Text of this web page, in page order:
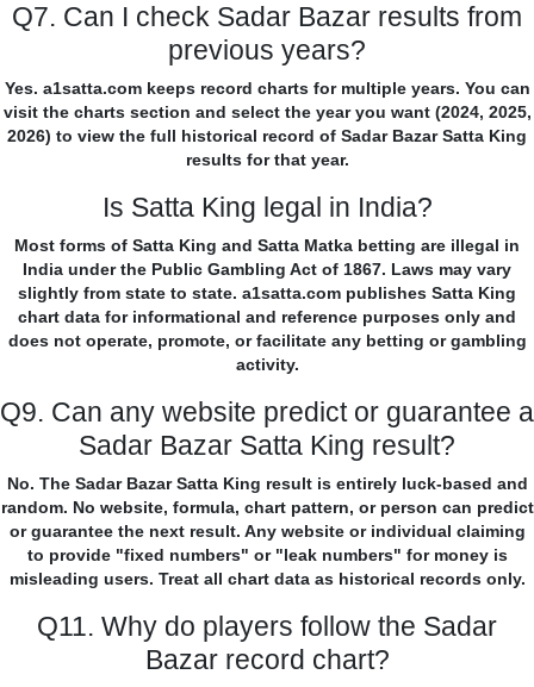
Q7. Can I check Sadar Bazar results from
previous years?
Yes. a1satta.com keeps record charts for multiple years. You can
visit the charts section and select the year you want (2024, 2025,
2026) to view the full historical record of Sadar Bazar Satta King
results for that year.
Is Satta King legal in India?
Most forms of Satta King and Satta Matka betting are illegal in
India under the Public Gambling Act of 1867. Laws may vary
slightly from state to state. a1satta.com publishes Satta King
chart data for informational and reference purposes only and
does not operate, promote, or facilitate any betting or gambling
activity.
Q9. Can any website predict or guarantee a
Sadar Bazar Satta King result?
No. The Sadar Bazar Satta King result is entirely luck-based and
random. No website, formula, chart pattern, or person can predict
or guarantee the next result. Any website or individual claiming
to provide "fixed numbers" or "leak numbers" for money is
misleading users. Treat all chart data as historical records only.
Q11. Why do players follow the Sadar
Bazar record chart?